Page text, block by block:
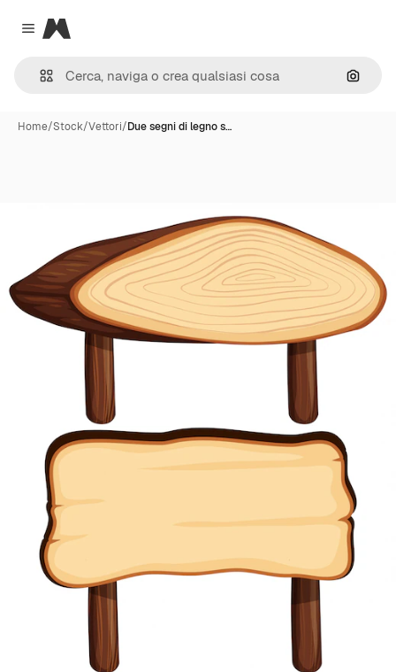
Close menu
Magnific
Cerca
Home/Stock/Vettori/Due segni di legno s…